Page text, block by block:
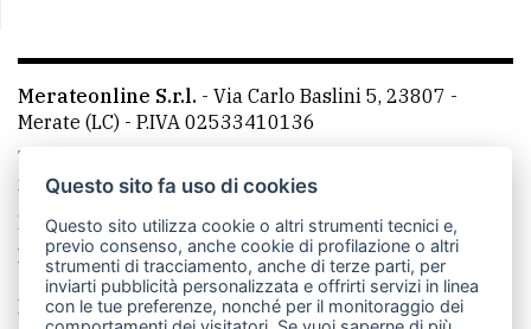
Merateonline S.r.l. - Via Carlo Baslini 5, 23807 -
Merate (LC) - P.IVA 02533410136
Telefono:
mail: redazione@leccoonline.com
La redazione
MerateOnline CasateOnline
RSS
Made by VIP
Privacy policy
Cookie policy
Questo sito fa uso di cookies
Questo sito utilizza cookie o altri strumenti tecnici e,
previo consenso, anche cookie di profilazione o altri
strumenti di tracciamento, anche di terze parti, per
inviarti pubblicità personalizzata e offrirti servizi in linea
con le tue preferenze, nonché per il monitoraggio dei